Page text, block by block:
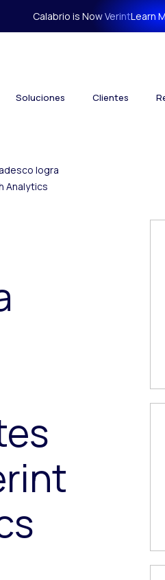
Calabrio is Now VerintLearn
Soluciones Clientes
logra
Analytics